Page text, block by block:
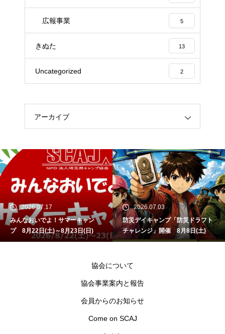
広報事業 5
きぬた 13
Uncategorized 2
アーカイブ
2026.07.17
みんなおいでよ！サマーキャン
プ 8月22日(土)～8月23日(日)
2026.07.03
防災デイキャンプ「防災ドラフト
チャレンジ」開催 8月8日(土)
協会について
協会事業案内と報告
会員からのお知らせ
Come on SCAJ